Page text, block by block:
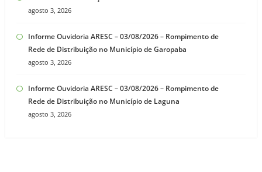
agosto 3, 2026
Informe Ouvidoria ARESC – 03/08/2026 – Rompimento de
Rede de Distribuição no Município de Garopaba
agosto 3, 2026
Informe Ouvidoria ARESC – 03/08/2026 – Rompimento de
Rede de Distribuição no Município de Laguna
agosto 3, 2026